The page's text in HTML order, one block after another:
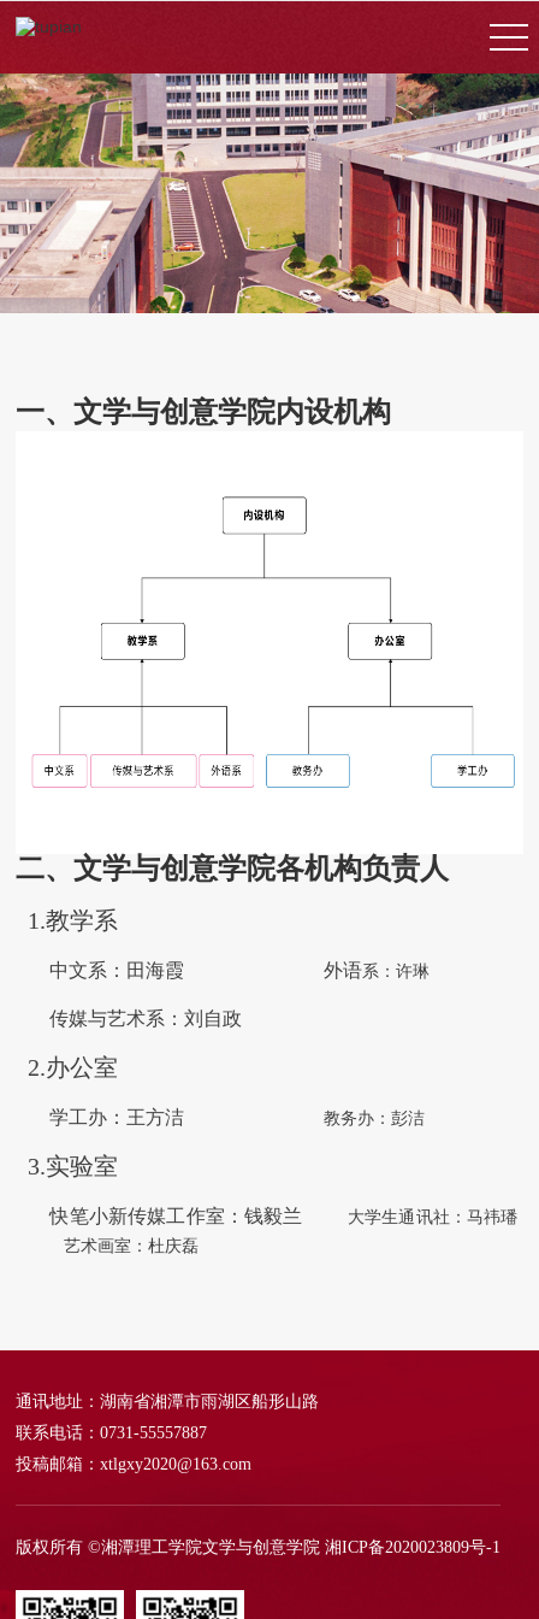
一、文学与创意学院内设机构
二、文学与创意学院各机构负责人
1.教学系
中文系：田海霞 外语系：许琳
传媒与艺术系：刘自政
2.办公室
学工办：王方洁教务办：彭洁
3.实验室
快笔小新传媒工作室：钱毅兰
大学生通讯社：马祎璠
艺术画室：杜庆磊
通讯地址：湖南省湘潭市雨湖区船形山路
联系电话：0731-55557887
投稿邮箱：xtlgxy2020@163.com
版权所有 ©湘潭理工学院文学与创意学院湘ICP备2020023809号-1